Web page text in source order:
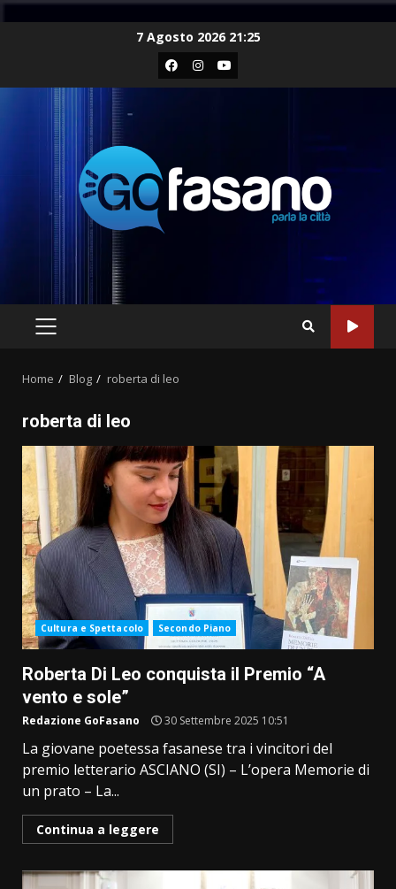
7 Agosto 2026 21:25
Facebook
Instagram
Youtube
PRIMARY
Home Blog roberta di leo
roberta di leo
Cultura e Spettacolo Secondo Piano
Roberta Di Leo conquista il Premio “A
vento e sole”
Redazione GoFasano 30 Settembre 2025 10:51
La giovane poetessa fasanese tra i vincitori del
premio letterario ASCIANO (SI) – L’opera Memorie di
un prato – La...
Continua a leggere